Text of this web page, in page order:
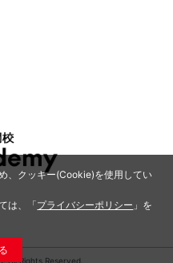
、クッキー(Cookie)を使用してい
は、「プライバシーポリシー 」を
All Rights Reserved.